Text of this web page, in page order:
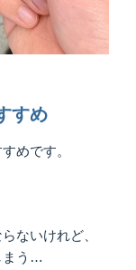
すめ
めです。
ないけれど、
まう…